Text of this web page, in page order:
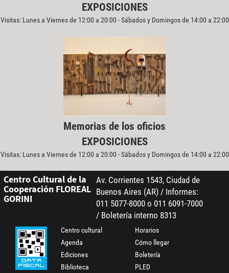
EXPOSICIONES
Visitas: Lunes a Viernes de 12:00 a 20:00 - Sábados y Domingos de 14:00 a 22:00
Memorias de los oficios
EXPOSICIONES
Visitas: Lunes a Viernes de 12:00 a 20:00 - Sábados y Domingos de 14:00 a 22:00
Centro Cultural de la
Cooperación FLOREAL
GORINI
Av. Corrientes 1543, Ciudad de
Buenos Aires (AR) / Informes:
011 5077-8000 o 011 6091-7000
/ Boletería interno 8313
Centro cultural
Agenda
Ediciones
Biblioteca
Horarios
Cómo llegar
Boletería
PLED